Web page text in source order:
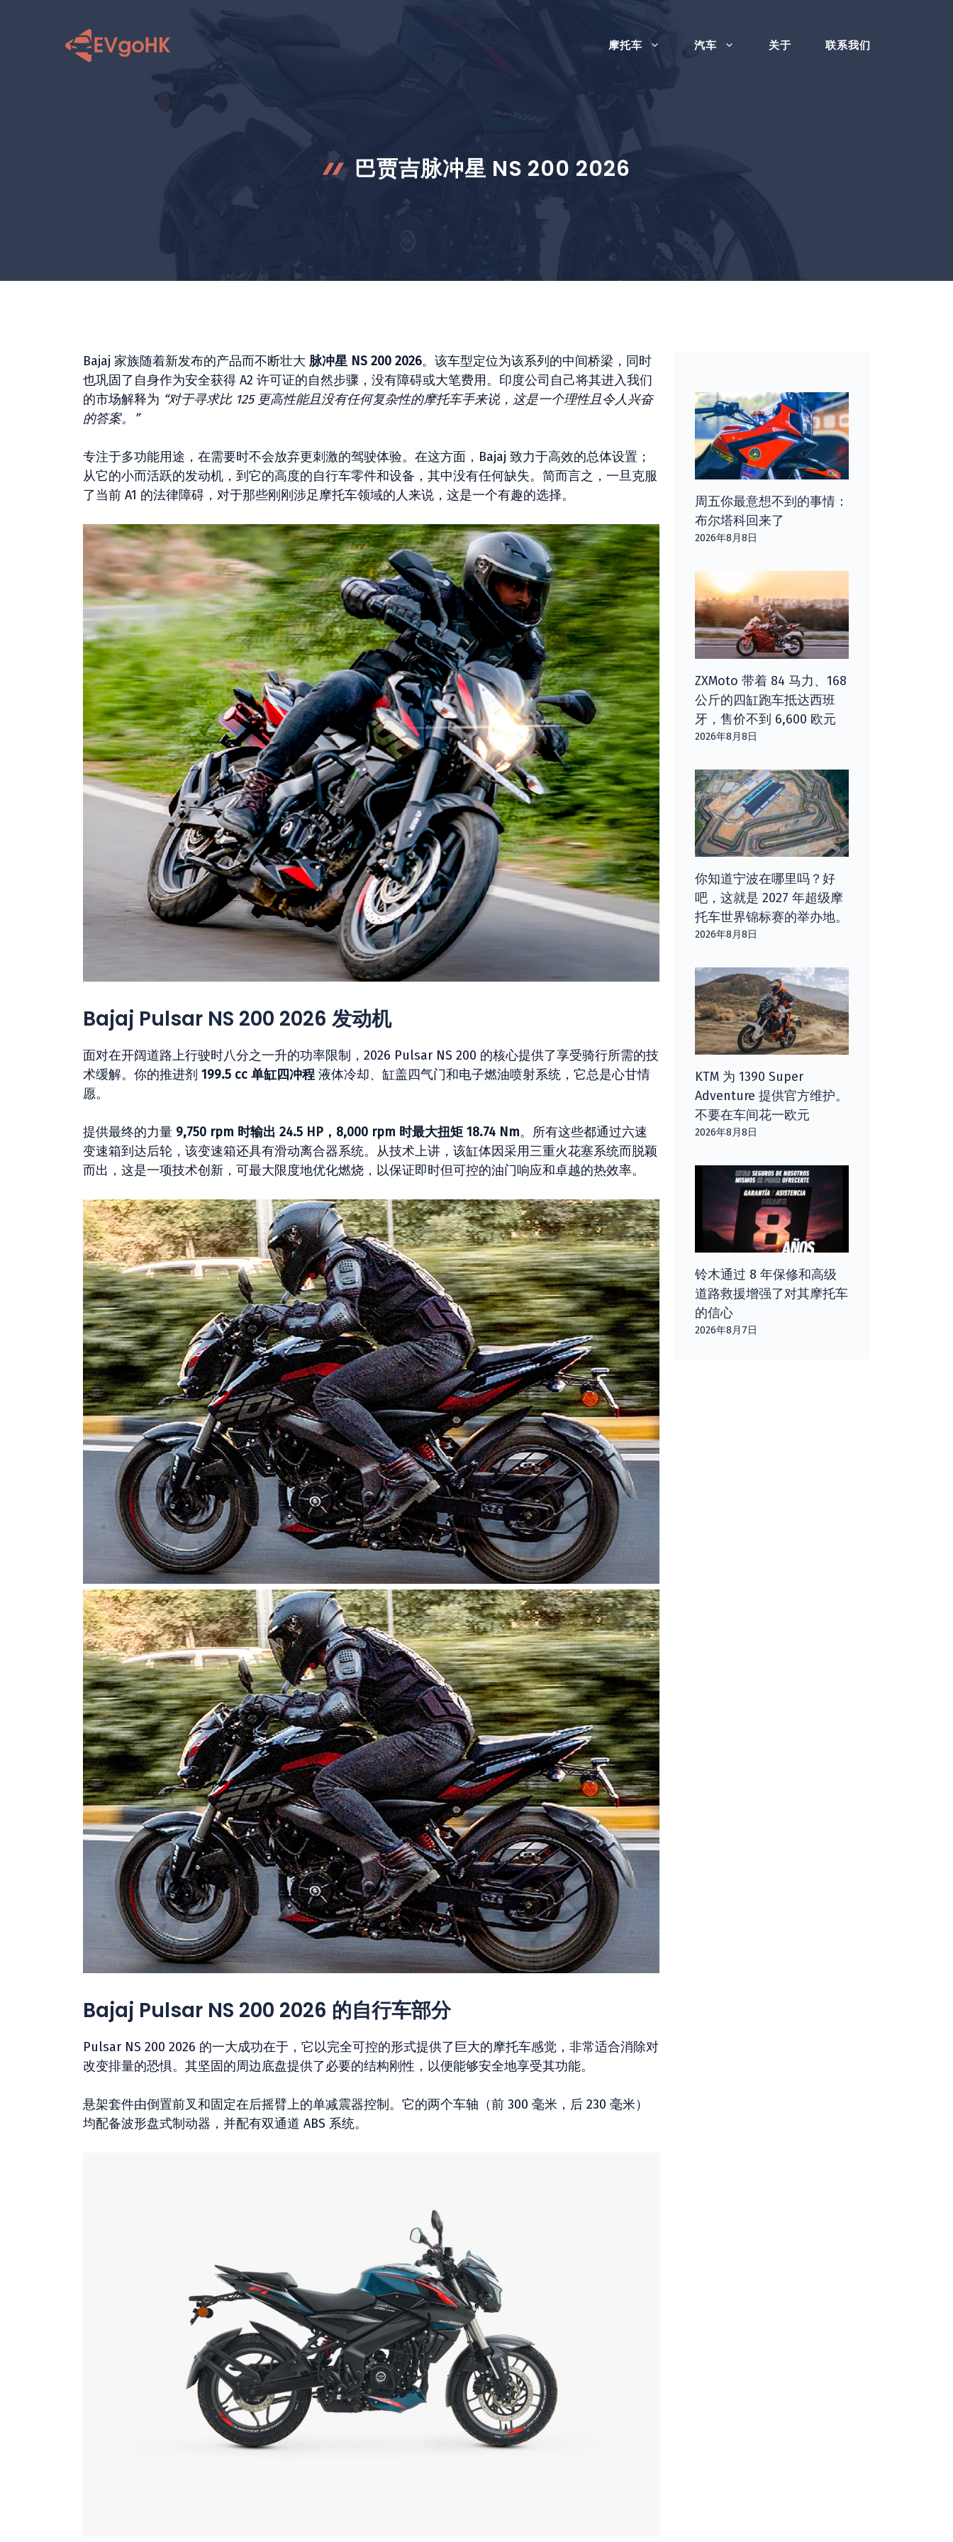
摩托车 汽车 关于 联系我们
巴贾吉脉冲星 NS 200 2026
Bajaj 家族随着新发布的产品而不断壮大 脉冲星 NS 200 2026。该车型定位为该系列的中间桥梁，同时
也巩固了自身作为安全获得 A2 许可证的自然步骤，没有障碍或大笔费用。印度公司自己将其进入我们
的市场解释为 “对于寻求比 125 更高性能且没有任何复杂性的摩托车手来说，这是一个理性且令人兴奋
的答案。”
专注于多功能用途，在需要时不会放弃更刺激的驾驶体验。在这方面，Bajaj 致力于高效的总体设置；
从它的小而活跃的发动机，到它的高度的自行车零件和设备，其中没有任何缺失。简而言之，一旦克服
了当前 A1 的法律障碍，对于那些刚刚涉足摩托车领域的人来说，这是一个有趣的选择。
Bajaj Pulsar NS 200 2026 发动机
面对在开阔道路上行驶时八分之一升的功率限制，2026 Pulsar NS 200 的核心提供了享受骑行所需的技
术缓解。你的推进剂 199.5 cc 单缸四冲程 液体冷却、缸盖四气门和电子燃油喷射系统，它总是心甘情
愿。
提供最终的力量 9,750 rpm 时输出 24.5 HP，8,000 rpm 时最大扭矩 18.74 Nm。所有这些都通过六速
变速箱到达后轮，该变速箱还具有滑动离合器系统。从技术上讲，该缸体因采用三重火花塞系统而脱颖
而出，这是一项技术创新，可最大限度地优化燃烧，以保证即时但可控的油门响应和卓越的热效率。
Bajaj Pulsar NS 200 2026 的自行车部分
Pulsar NS 200 2026 的一大成功在于，它以完全可控的形式提供了巨大的摩托车感觉，非常适合消除对
改变排量的恐惧。其坚固的周边底盘提供了必要的结构刚性，以便能够安全地享受其功能。
悬架套件由倒置前叉和固定在后摇臂上的单减震器控制。它的两个车轴（前 300 毫米，后 230 毫米）
均配备波形盘式制动器，并配有双通道 ABS 系统。
周五你最意想不到的事情：
布尔塔科回来了
2026年8月8日
ZXMoto 带着 84 马力、168
公斤的四缸跑车抵达西班
牙，售价不到 6,600 欧元
2026年8月8日
你知道宁波在哪里吗？好
吧，这就是 2027 年超级摩
托车世界锦标赛的举办地。
2026年8月8日
KTM 为 1390 Super
Adventure 提供官方维护。
不要在车间花一欧元
2026年8月8日
铃木通过 8 年保修和高级
道路救援增强了对其摩托车
的信心
2026年8月7日